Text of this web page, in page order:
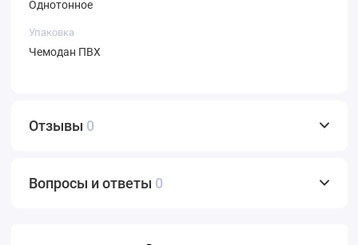
Однотонное
Упаковка
Чемодан ПВХ
Отзывы 0
Вопросы и ответы 0